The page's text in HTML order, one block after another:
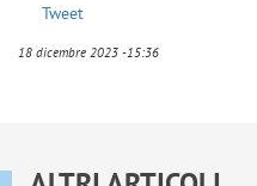
Tweet
18 dicembre 2023 -15:36